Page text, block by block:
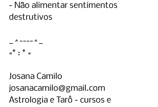
- Não alimentar sentimentos
destrutivos
_^----^_
=* : * =
Josana Camilo
josanacamilo@gmail.com
Astrologia e Tarô - cursos e